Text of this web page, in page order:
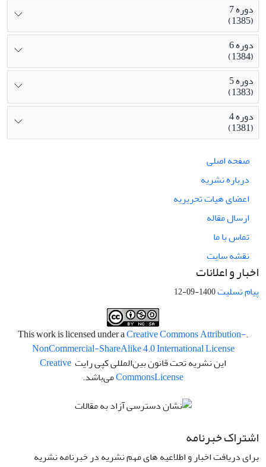
دوره 7
(1385)
دوره 6
(1384)
دوره 5
(1383)
دوره 4
(1381)
صفحه اصلی
درباره نشریه
اعضای هیات تحریریه
ارسال مقاله
تماس با ما
نقشه سایت
اخبار و اعلانات
پیام تسلیت1400-09-12
.This work is licensed under a
Creative Commons Attribution-
NonCommercial-ShareAlike 4.0 International License
این نشریه تحت قانون بین‌المللی کپی رایت Creative
CommonsLicense می‌باشد.
اشتراک خبرنامه
برای دریافت اخبار و اطلاعیه های مهم نشریه در خبرنامه نشریه